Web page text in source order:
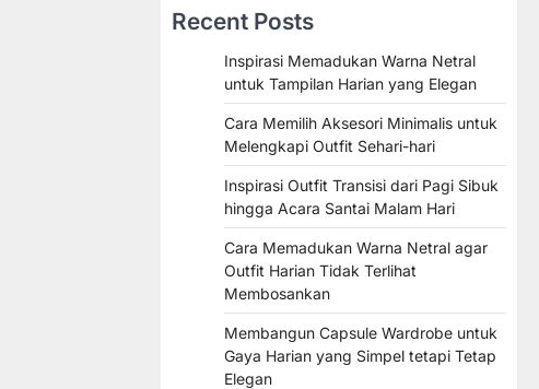
Recent Posts
Inspirasi Memadukan Warna Netral
untuk Tampilan Harian yang Elegan
Cara Memilih Aksesori Minimalis untuk
Melengkapi Outfit Sehari-hari
Inspirasi Outfit Transisi dari Pagi Sibuk
hingga Acara Santai Malam Hari
Cara Memadukan Warna Netral agar
Outfit Harian Tidak Terlihat
Membosankan
Membangun Capsule Wardrobe untuk
Gaya Harian yang Simpel tetapi Tetap
Elegan